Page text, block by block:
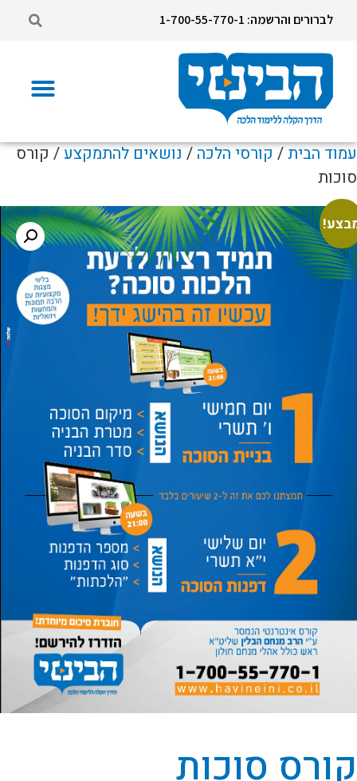
לברורים והרשמה: 1-700-55-770-1
עמוד הבית/קורסי הלכה/נושאים להתמקצע/ קורס
סוכות
קורס סוכות